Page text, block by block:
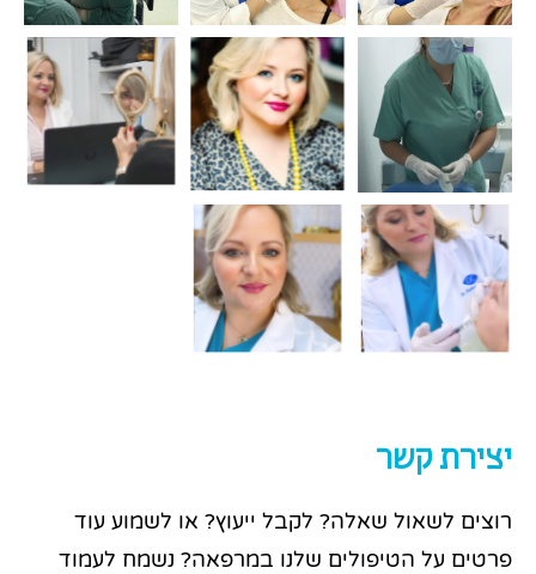
יצירת קשר
רוצים לשאול שאלה? לקבל ייעוץ? או לשמוע עוד
פרטים על הטיפולים שלנו במרפאה? נשמח לעמוד